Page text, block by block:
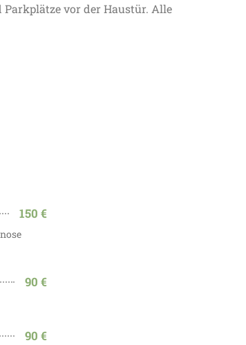
vor der Haustür. Alle
150 €
90 €
90 €